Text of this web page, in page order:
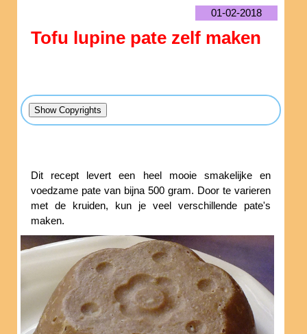
01-02-2018
Tofu lupine pate zelf maken
Dit recept levert een heel mooie smakelijke en
voedzame pate van bijna 500 gram. Door te varieren
met de kruiden, kun je veel verschillende pate's
maken.